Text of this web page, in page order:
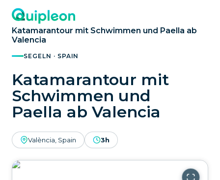
Katamarantour mit Schwimmen und Paella ab
Valencia
SEGELN · SPAIN
Katamarantour mit
Schwimmen und
Paella ab Valencia
València, Spain 3h